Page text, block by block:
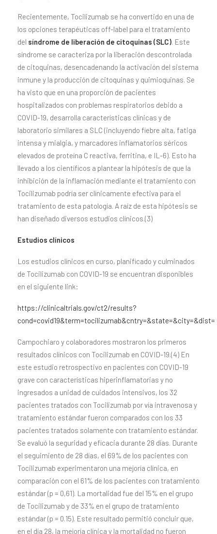
Recientemente, Tocilizumab se ha convertido en una de
los opciones terapéuticas off-label para el tratamiento
del síndrome de liberación de citoquinas (SLC). Este
síndrome se caracteriza por la liberación descontrolada
de citoquinas, desencadenando la activación del sistema
inmune y la producción de citoquinas y quimioquinas. Se
ha visto que en una proporción de pacientes
hospitalizados con problemas respiratorios debido a
COVID-19, desarrolla características clínicas y de
laboratorio similares a SLC (incluyendo fiebre alta, fatiga
intensa y mialgia, y marcadores inflamatorios séricos
elevados de proteína C reactiva, ferritina, e IL-6). Esto ha
llevado a los científicos a plantear la hipótesis de que la
inhibición de la inflamación mediante el tratamiento con
Tocilizumab podría ser clínicamente efectiva para el
tratamiento de esta patología. A raíz de esta hipótesis se
han diseñado diversos estudios clínicos.(3)
Estudios clínicos
Los estudios clínicos en curso, planificado y culminados
de Tocilizumab con COVID-19 se encuentran disponibles
en el siguiente link:
https://clinicaltrials.gov/ct2/results?
cond=covid19&term=tocilizumab&cntry=&state=&city=&dist=
Campochiaro y colaboradores mostraron los primeros
resultados clínicos con Tocilizumab en COVID-19.(4) En
este estudio retrospectivo en pacientes con COVID-19
grave con características hiperinflamatorias y no
ingresados a unidad de cuidados intensivos, los 32
pacientes tratados con Tocilizumab por vía intravenosa y
tratamiento estándar fueron comparados con los 33
pacientes tratados solamente con tratamiento estándar.
Se evaluó la seguridad y eficacia durante 28 días. Durante
el seguimiento de 28 días, el 69% de los pacientes con
Tocilizumab experimentaron una mejoría clínica, en
comparación con el 61% de los pacientes con tratamiento
estándar (p = 0,61). La mortalidad fue del 15% en el grupo
de Tocilizumab y de 33% en el grupo de tratamiento
estándar (p = 0.15). Este resultado permitió concluir que,
en el día 28, la mejoría clínica y la mortalidad no fueron